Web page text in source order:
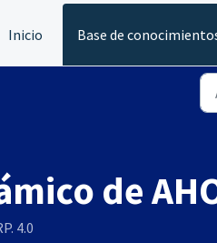
Inicio Base de
de
4.0